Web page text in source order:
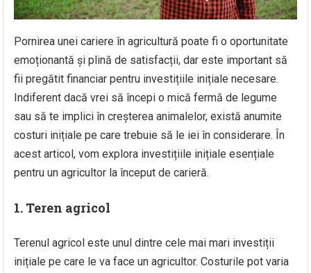
Pornirea unei cariere în agricultură poate fi o oportunitate
emoționantă și plină de satisfacții, dar este important să
fii pregătit financiar pentru investițiile inițiale necesare.
Indiferent dacă vrei să începi o mică fermă de legume
sau să te implici în creșterea animalelor, există anumite
costuri inițiale pe care trebuie să le iei în considerare. În
acest articol, vom explora investițiile inițiale esențiale
pentru un agricultor la început de carieră.
1. Teren agricol
Terenul agricol este unul dintre cele mai mari investiții
inițiale pe care le va face un agricultor. Costurile pot varia